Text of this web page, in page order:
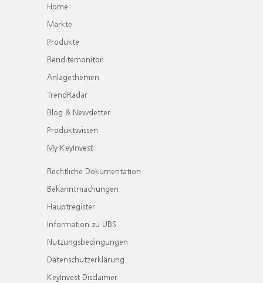
Home
Märkte
Produkte
Renditemonitor
Anlagethemen
TrendRadar
Blog & Newsletter
Produktwissen
My KeyInvest
Rechtliche Dokumentation
Bekanntmachungen
Hauptregister
Information zu UBS
Nutzungsbedingungen
Datenschutzerklärung
KeyInvest Disclaimer